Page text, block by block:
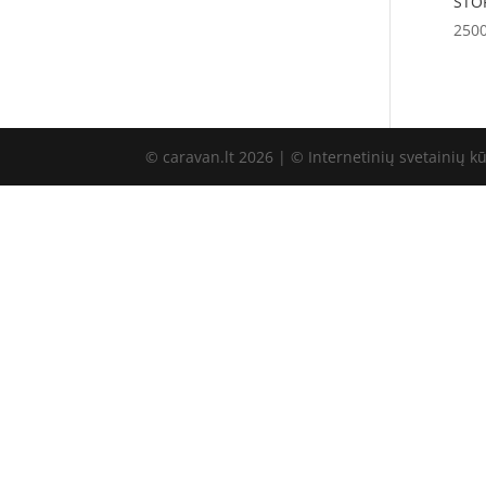
© caravan.lt 2026 | © Internetinių svetainių